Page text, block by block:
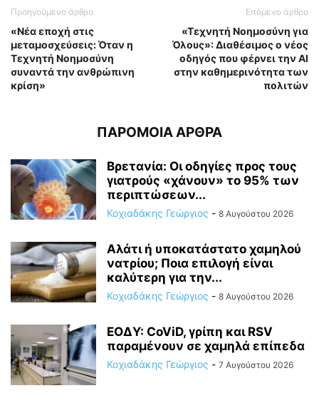
Προηγούμενο άρθρο
«Nέα εποχή στις
μεταμοσχεύσεις: Όταν η
Τεχνητή Νοημοσύνη
συναντά την ανθρώπινη
κρίση»
Επόμενο άρθρο
«Τεχνητή Νοημοσύνη για
Όλους»: Διαθέσιμος ο νέος
οδηγός που φέρνει την AI
στην καθημερινότητα των
πολιτών
ΠΑΡΟΜΟΙΑ ΑΡΘΡΑ
Βρετανία: Οι οδηγίες προς τους
γιατρούς «χάνουν» το 95% των
περιπτώσεων...
Κοχιαδάκης Γεώργιος - 8 Αυγούστου 2026
Αλάτι ή υποκατάστατο χαμηλού
νατρίου; Ποια επιλογή είναι
καλύτερη για την...
Κοχιαδάκης Γεώργιος - 8 Αυγούστου 2026
ΕΟΔΥ: CoViD, γρίπη και RSV
παραμένουν σε χαμηλά επίπεδα
Κοχιαδάκης Γεώργιος - 7 Αυγούστου 2026